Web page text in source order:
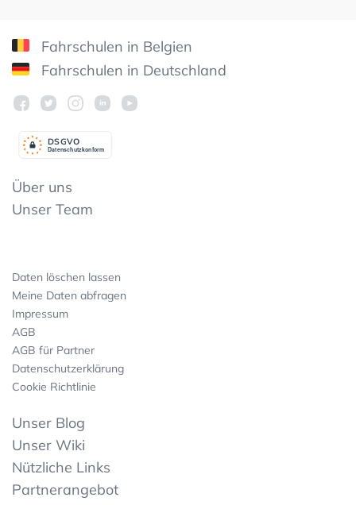
Fahrschulen in Belgien
Fahrschulen in Deutschland
Datenschutzkonform
DSGVO
Über uns
Unser Team
Daten löschen lassen
Meine Daten abfragen
Impressum
AGB
AGB für Partner
Datenschutzerklärung
Cookie Richtlinie
Unser Blog
Unser Wiki
Nützliche Links
Partnerangebot